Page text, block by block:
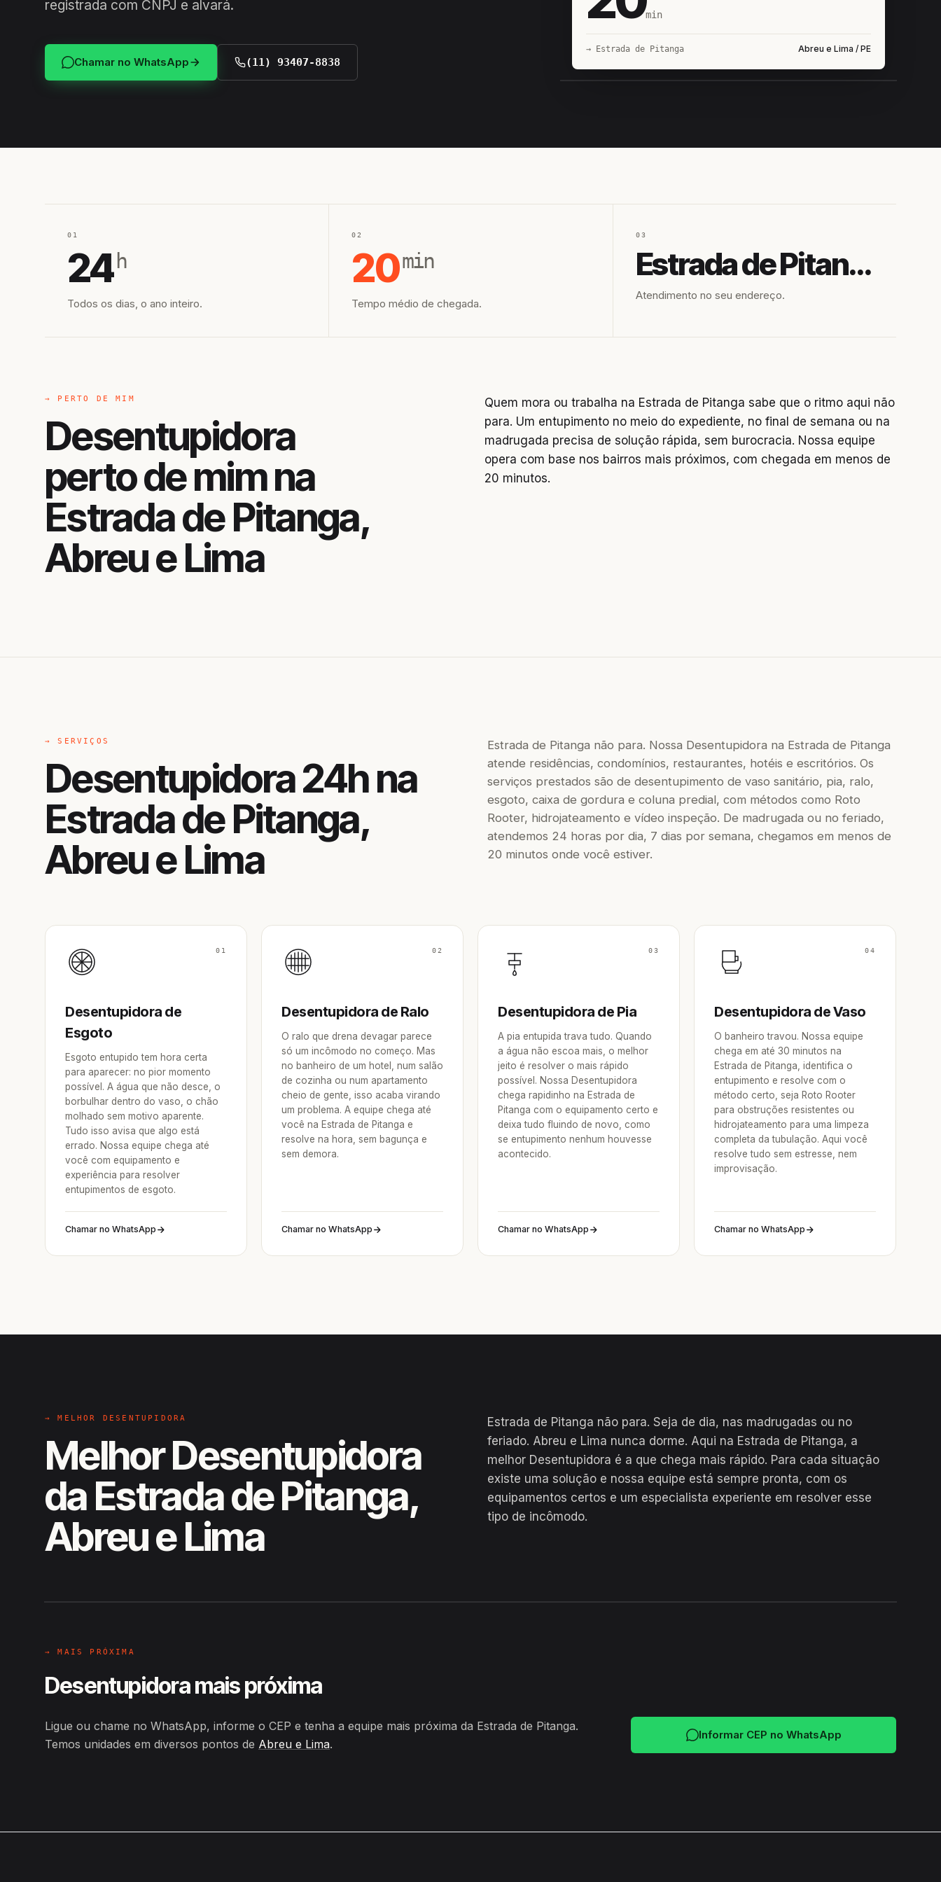
registrada com CNPJ e alvará.
Chamar no WhatsApp (11) 93407-8838
min
→ Estrada de Pitanga Abreu e Lima / PE
01
24 h
Todos os dias, o ano inteiro.
02
20min
Tempo médio de chegada.
03
Estrada de Pitanga
Atendimento no seu endereço.
→ PERTO DE MIM
Desentupidora
perto de mim na
Estrada de Pitanga,
Abreu e Lima
Quem mora ou trabalha na Estrada de Pitanga sabe que o ritmo aqui não
para. Um entupimento no meio do expediente, no final de semana ou na
madrugada precisa de solução rápida, sem burocracia. Nossa equipe
opera com base nos bairros mais próximos, com chegada em menos de
20 minutos.
→ SERVIÇOS
Desentupidora 24h na
Estrada de Pitanga,
Abreu e Lima
Estrada de Pitanga não para. Nossa Desentupidora na Estrada de Pitanga
atende residências, condomínios, restaurantes, hotéis e escritórios. Os
serviços prestados são de desentupimento de vaso sanitário, pia, ralo,
esgoto, caixa de gordura e coluna predial, com métodos como Roto
Rooter, hidrojateamento e vídeo inspeção. De madrugada ou no feriado,
atendemos 24 horas por dia, 7 dias por semana, chegamos em menos de
20 minutos onde você estiver.
01
Desentupidora de
Esgoto
Esgoto entupido tem hora certa
para aparecer: no pior momento
possível. A água que não desce, o
borbulhar dentro do vaso, o chão
molhado sem motivo aparente.
Tudo isso avisa que algo está
errado. Nossa equipe chega até
você com equipamento e
experiência para resolver
entupimentos de esgoto.
Chamar no WhatsApp
02
Desentupidora de Ralo
O ralo que drena devagar parece
só um incômodo no começo. Mas
no banheiro de um hotel, num salão
de cozinha ou num apartamento
cheio de gente, isso acaba virando
um problema. A equipe chega até
você na Estrada de Pitanga e
resolve na hora, sem bagunça e
sem demora.
Chamar no WhatsApp
03
Desentupidora de Pia
A pia entupida trava tudo. Quando
a água não escoa mais, o melhor
jeito é resolver o mais rápido
possível. Nossa Desentupidora
chega rapidinho na Estrada de
Pitanga com o equipamento certo e
deixa tudo fluindo de novo, como
se entupimento nenhum houvesse
acontecido.
Chamar no WhatsApp
04
Desentupidora de Vaso
O banheiro travou. Nossa equipe
chega em até 30 minutos na
Estrada de Pitanga, identifica o
entupimento e resolve com o
método certo, seja Roto Rooter
para obstruções resistentes ou
hidrojateamento para uma limpeza
completa da tubulação. Aqui você
resolve tudo sem estresse, nem
improvisação.
Chamar no WhatsApp
→ MELHOR DESENTUPIDORA
Melhor Desentupidora
da Estrada de Pitanga,
Abreu e Lima
Estrada de Pitanga não para. Seja de dia, nas madrugadas ou no
feriado. Abreu e Lima nunca dorme. Aqui na Estrada de Pitanga, a
melhor Desentupidora é a que chega mais rápido. Para cada situação
existe uma solução e nossa equipe está sempre pronta, com os
equipamentos certos e um especialista experiente em resolver esse
tipo de incômodo.
EM CAMPO
→ MAIS PRÓXIMA
Desentupidora mais próxima
Ligue ou chame no WhatsApp, informe o CEP e tenha a equipe mais próxima da Estrada de Pitanga.
Temos unidades em diversos pontos de Abreu e Lima.
Informar CEP no WhatsApp